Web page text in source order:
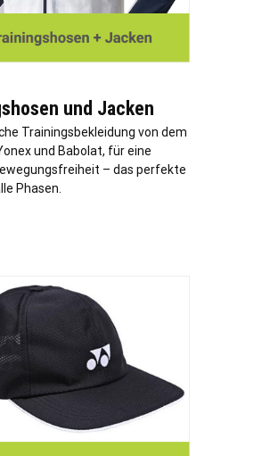
und Jacken
Trainingsbekleidung von dem
und Babolat, für eine
– das perfekte
Phasen.